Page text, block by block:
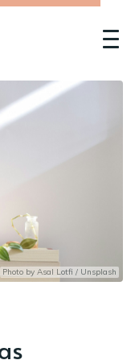
Photo by Asal Lotfi / Unsplash